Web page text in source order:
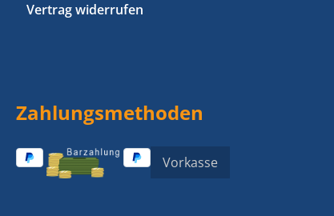
Vertrag widerrufen
Zahlungsmethoden
Vorkasse